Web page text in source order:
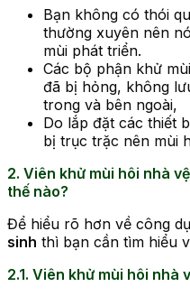
Bạn không có thói
thường xuyên nên
mùi phát triển.
Các bộ phận khử
đã bị hỏng, không
trong và bên ngoài,
Do lắp đặt các thiết
bị trục trặc nên mùi
2. Viên khử mùi hôi nhà
thế nào?
Để hiểu rõ hơn về công
sinh thì bạn cần tìm hiểu
2.1. Viên khử mùi hôi nhà